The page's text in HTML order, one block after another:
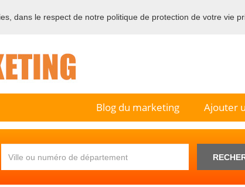
et de la communication en France.
Ajouter
Blog du marketing
dans le respect de notre politique de protection de votre vie